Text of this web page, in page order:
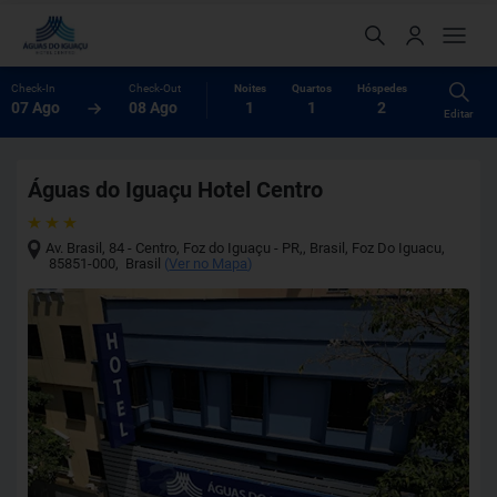
Check-In
07 Ago
Check-Out
08 Ago
Noites
1
Quartos
1
Hóspedes
2 Editar
Águas do Iguaçu Hotel Centro
Av. Brasil, 84 - Centro, Foz do Iguaçu - PR,, Brasil , Foz Do Iguacu,
85851-000, Brasil (Ver no Mapa)